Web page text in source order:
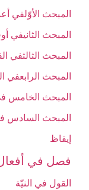
المبحث الأوّل‏في
المبحث الثاني‏في
المبحث الثالث‏في
المبحث الرابع‏في
المبحث الخامس
المبحث السادس‏
إيقاظ
فصل في أفعال
القول في النيّة